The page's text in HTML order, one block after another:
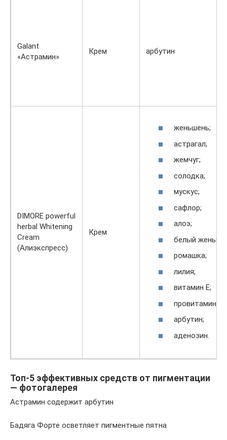
Galant
«Астрамин»
Крем арбутин
DIMORE powerful
herbal Whitening
Cream
(Алиэкспресс)
Крем
женьшень;
астрагал;
жемчуг;
солодка;
мускус;
сафлор;
алоэ;
белый
ромашка;
лилия;
витамин Е;
провитамин
арбутин;
аденозин.
Топ-5 эффективных средств от пигментации
— фотогалерея
Астрамин содержит арбутин
Бадяга Форте осветляет пигментные пятна